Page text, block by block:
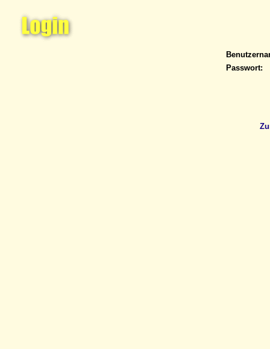
Passwort: